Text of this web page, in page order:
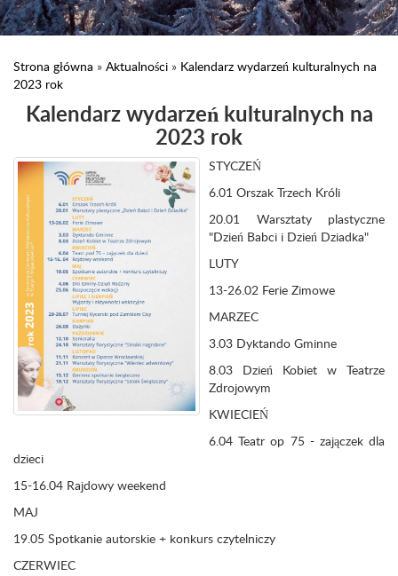
Strona główna » Aktualności » Kalendarz wydarzeń kulturalnych na
2023 rok
Kalendarz wydarzeń kulturalnych na
2023 rok
STYCZEŃ
6.01 Orszak Trzech Króli
20.01 Warsztaty plastyczne
"Dzień Babci i Dzień Dziadka"
LUTY
13-26.02 Ferie Zimowe
MARZEC
3.03 Dyktando Gminne
8.03 Dzień Kobiet w Teatrze
Zdrojowym
KWIECIEŃ
6.04 Teatr op 75 - zajączek dla
dzieci
15-16.04 Rajdowy weekend
MAJ
19.05 Spotkanie autorskie + konkurs czytelniczy
CZERWIEC